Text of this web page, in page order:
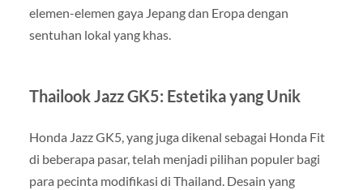
elemen-elemen gaya Jepang dan Eropa dengan
sentuhan lokal yang khas.
Thailook Jazz GK5: Estetika yang Unik
Honda Jazz GK5, yang juga dikenal sebagai Honda Fit
di beberapa pasar, telah menjadi pilihan populer bagi
para pecinta modifikasi di Thailand. Desain yang